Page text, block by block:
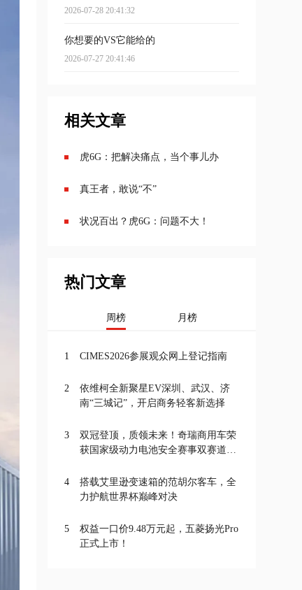
2026-07-28 20:41:32
你想要的VS它能给的
2026-07-27 20:41:46
相关文章
虎6G：把解决痛点，当个事儿办
真王者，敢说“不”
状况百出？虎6G：问题不大！
热门文章
周榜 月榜
1 CIMES2026参展观众网上登记指南
2
依维柯全新聚星EV深圳、武汉、济
南“三城记”，开启商务轻客新选择
3
双冠登顶，质领未来！奇瑞商用车荣
获国家级动力电池安全赛事双赛道一
4
搭载艾里逊变速箱的范胡尔客车，全
力护航世界杯巅峰对决
5
权益一口价9.48万元起，五菱扬光Pro
正式上市！